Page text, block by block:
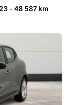
Renault Mégane Hybride rechargeable 2023 - 48 587 km